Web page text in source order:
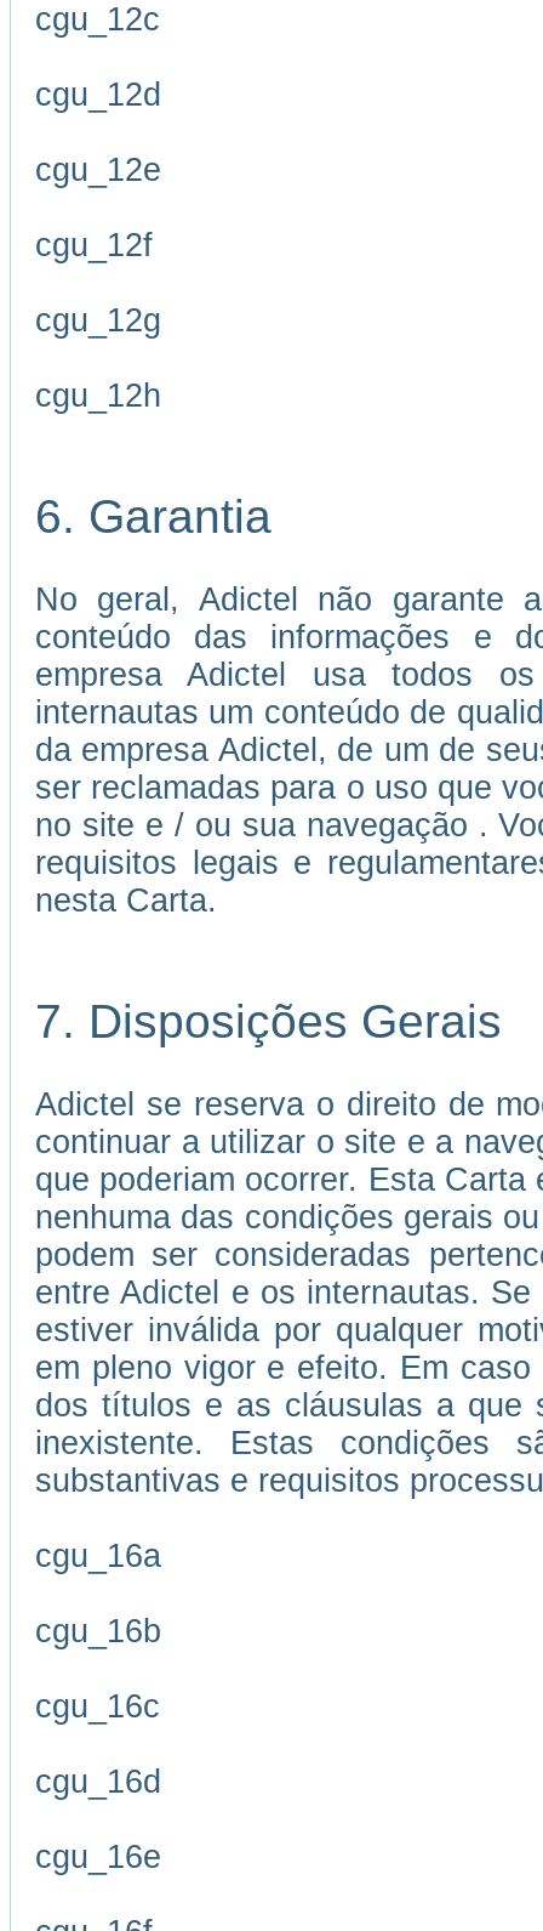
cgu_12c
cgu_12d
cgu_12e
cgu_12f
cgu_12g
cgu_12h
6. Garantia
No geral, Adictel não garante
conteúdo das informações e
empresa Adictel usa todos
internautas um conteúdo de
da empresa Adictel, de um de
ser reclamadas para o uso que
no site e / ou sua navegação .
requisitos legais e
nesta Carta.
7. Disposições Gerais
Adictel se reserva o direito de
continuar a utilizar o site e a
que poderiam ocorrer. Esta
nenhuma das condições gerais
podem ser consideradas
entre Adictel e os internautas.
estiver inválida por qualquer
em pleno vigor e efeito. Em
dos títulos e as cláusulas a que
inexistente. Estas condições
substantivas e requisitos
cgu_16a
cgu_16b
cgu_16c
cgu_16d
cgu_16e